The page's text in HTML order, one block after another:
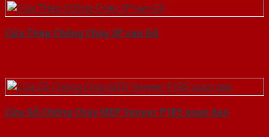
Cửa Thép Chống Cháy 2P van Gỗ
Cửa Gỗ Chống Cháy MDF Veneer P1R5 xoan dao